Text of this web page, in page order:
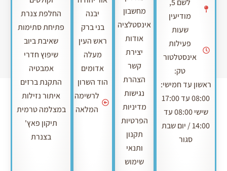
מחשבון
אינסטלציה
אודות
יצירת
קשר
הצהרת
נגישות
מדיניות
הפרטיות
תקנון
ותנאי
שימוש
מודיעין
שעות
פעילות
אינסטלטור
טק:
ראשון עד חמישי:
08:00 עד 17:00
שישי 08:00 עד
14:00 / יום שבת
סגור
יבנה
בני ברק
ראש העין
מעלה
אדומים
הוד השרון
לרשימה
המלאה
החלפת צנרת
פתיחת סתימות
שאיבת ביוב
שיפוץ חדרי
אמבטיה
התקנת ברזים
איתור נזילות
במצלמה טרמית
תיקון פאץ'
בצנרת